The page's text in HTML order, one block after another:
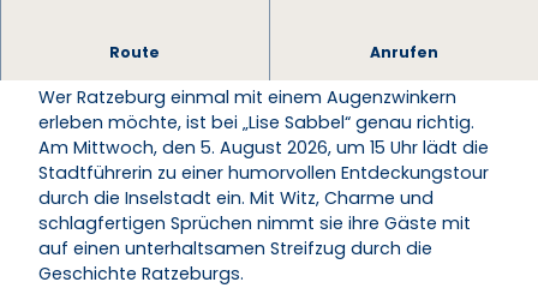
Route Anrufen
Zwischen Dom, Seen und Lachern - Stadtführung
Wer Ratzeburg einmal mit einem Augenzwinkern
erleben möchte, ist bei „Lise Sabbel“ genau richtig.
Am Mittwoch, den 5. August 2026, um 15 Uhr lädt die
Stadtführerin zu einer humorvollen Entdeckungstour
durch die Inselstadt ein. Mit Witz, Charme und
schlagfertigen Sprüchen nimmt sie ihre Gäste mit
auf einen unterhaltsamen Streifzug durch die
Geschichte Ratzeburgs.